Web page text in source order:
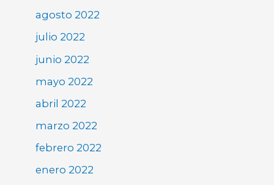
agosto 2022
julio 2022
junio 2022
mayo 2022
abril 2022
marzo 2022
febrero 2022
enero 2022